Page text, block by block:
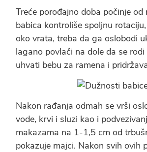
Treće porođajno doba počinje
babica kontroliše spoljnu
oko vrata, treba da ga oslobodi
lagano povlači na dole da se
uhvati bebu za ramena i
Nakon rađanja odmah se vrši
vode, krvi i sluzi kao i
makazama na 1-1,5 cm od
pokazuje majci. Nakon svih ovih